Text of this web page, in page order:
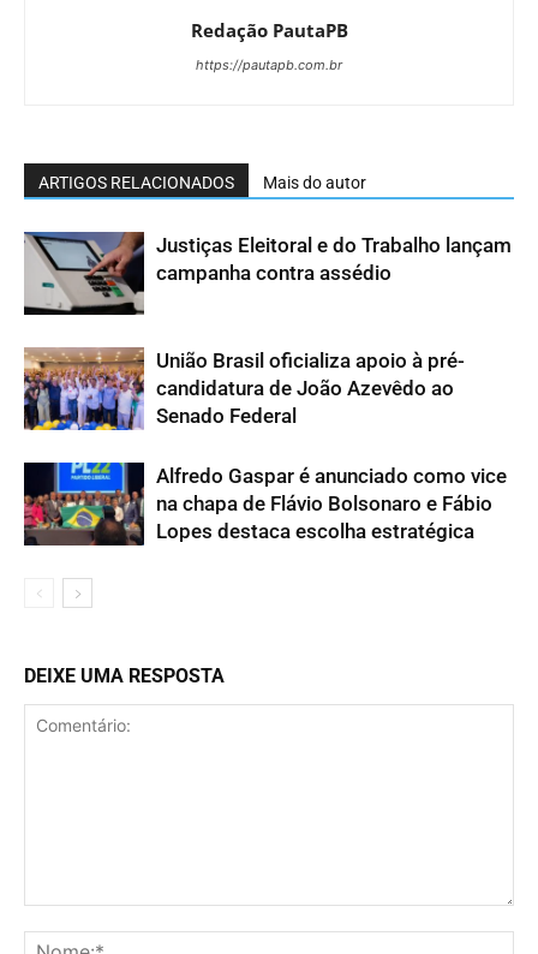
Redação PautaPB
https://pautapb.com.br
ARTIGOS RELACIONADOS Mais do autor
Justiças Eleitoral e do Trabalho lançam
campanha contra assédio
União Brasil oficializa apoio à pré-
candidatura de João Azevêdo ao
Senado Federal
Alfredo Gaspar é anunciado como vice
na chapa de Flávio Bolsonaro e Fábio
Lopes destaca escolha estratégica
DEIXE UMA RESPOSTA